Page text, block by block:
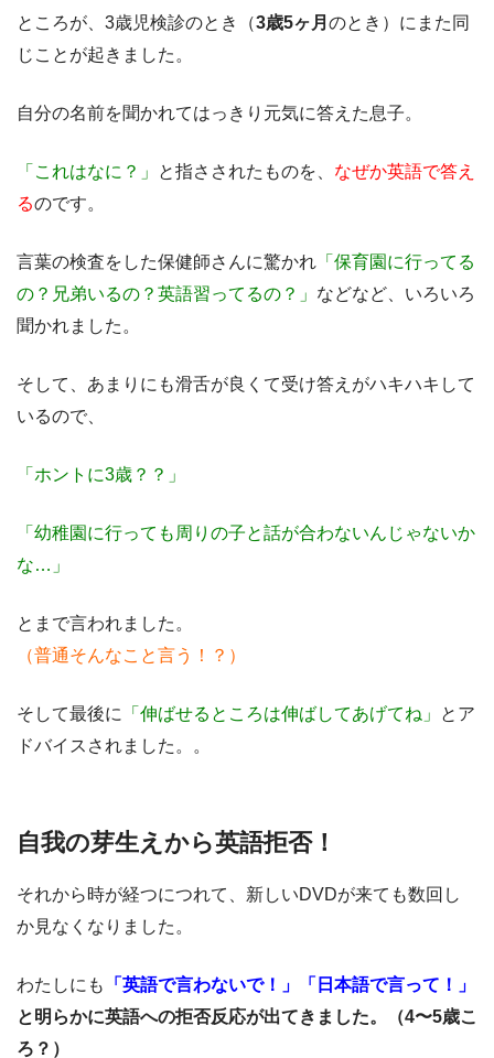
ところが、 3歳児検診のとき（3歳5ヶ月 のとき） にまた同
じことが起きました。
自分の名前を聞かれてはっきり元気に答えた息子。
「これはなに？」 と指さされたものを、 なぜか英語で答え
るのです。
言葉の検査をした保健師さんに驚かれ 「保育園に行ってる
の？兄弟いるの？英語習ってるの？」 などなど、いろいろ
聞かれました。
そして、あまりにも滑舌が良くて受け答えがハキハキして
いるので、
「ホントに3歳？？」
「幼稚園に行っても周りの子と話が合わないんじゃないか
な…」
とまで言われました。
（普通そんなこと言う！？）
そして最後に 「伸ばせるところは伸ばしてあげてね」
とア
ドバイスされました。。
自我の芽生えから英語拒否！
それから時が経つにつれて、新しいDVDが来ても数回し
か見なくなりました。
わたしにも
「英語で言わないで！」「日本語で言って！」
と明らかに英語への拒否反応が出てきました。（4〜5歳こ
ろ？）